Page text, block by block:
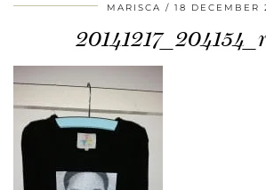
MARISCA 18 DECEMBER